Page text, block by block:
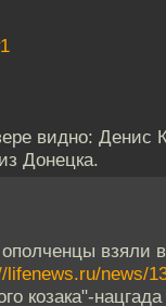
видно: Денис
Донецка.
взяли
lifenews.ru/news/
козака"-